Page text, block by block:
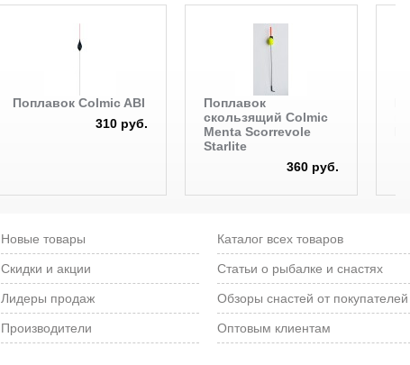
Поплавок Colmic ABI
310 руб.
Поплавок
скользящий Colmic
Menta Scorrevole
Starlite
360 руб.
Новые товары
Скидки и акции
Лидеры продаж
Производители
Каталог всех товаров
Статьи о рыбалке и снастях
Обзоры снастей от покупателей
Оптовым клиентам